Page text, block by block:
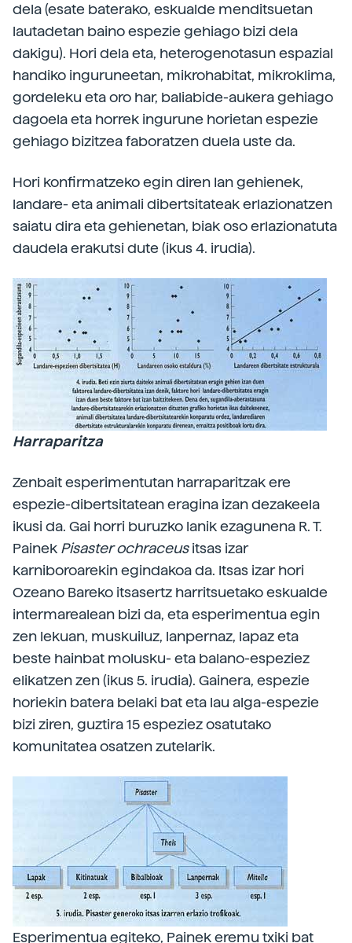
dela (esate baterako, eskualde menditsuetan
lautadetan baino espezie gehiago bizi dela
dakigu). Hori dela eta, heterogenotasun espazial
handiko inguruneetan, mikrohabitat, mikroklima,
gordeleku eta oro har, baliabide-aukera gehiago
dagoela eta horrek ingurune horietan espezie
gehiago bizitzea faboratzen duela uste da.
Hori konfirmatzeko egin diren Ian gehienek,
landare- eta animali dibertsitateak erlazionatzen
saiatu dira eta gehienetan, biak oso erlazionatuta
daudela erakutsi dute (ikus 4. irudia).
Harraparitza
Zenbait esperimentutan harraparitzak ere
espezie-dibertsitatean eragina izan dezakeela
ikusi da. Gai horri buruzko lanik ezagunena R. T.
Painek Pisaster ochraceusitsas izar
karniboroarekin egindakoa da. Itsas izar hori
Ozeano Bareko itsasertz harritsuetako eskualde
intermarealean bizi da, eta esperimentua egin
zen lekuan, muskuiluz, lanpernaz, lapaz eta
beste hainbat molusku- eta balano-espeziez
elikatzen zen (ikus 5. irudia). Gainera, espezie
horiekin batera belaki bat eta lau alga-espezie
bizi ziren, guztira 15 espeziez osatutako
komunitatea osatzen zutelarik.
Esperimentua egiteko, Painek eremu txiki bat